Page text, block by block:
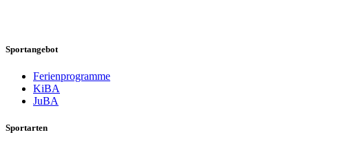
Sportangebot
Ferienprogramme
KiBA
JuBA
Sportarten